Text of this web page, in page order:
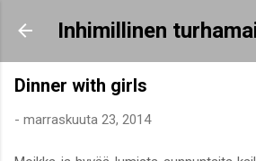
Siirry pääsisältöön
Inhimillinen
Dinner with girls
- marraskuuta 23, 2014